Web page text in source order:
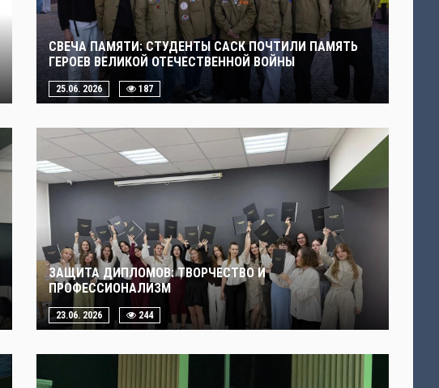
СВЕЧА ПАМЯТИ: СТУДЕНТЫ САСК ПОЧТИЛИ ПАМЯТЬ
ГЕРОЕВ ВЕЛИКОЙ ОТЕЧЕСТВЕННОЙ ВОЙНЫ
25.06. 2026 187
ЗАЩИТА ДИПЛОМОВ: ТВОРЧЕСТВО И
ПРОФЕССИОНАЛИЗМ
23.06. 2026 244